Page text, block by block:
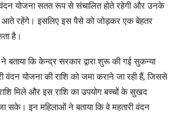
वंदन योजना सतत रूप से संचालित होते रहेगी और उनके
आते रहेंगे। इसलिए इस पैसे को जोड़कर एक बेहतर
है।
बताया कि केन्द्र सरकार द्वारा शुरू की गई सुकन्या
वंदन योजना की राशि को जमा कराने जा रही हैं, जिससे
मिले और इस राशि का उपयोग बच्चों के सुखद
सके। इन महिलाओं ने बताया कि वे महतारी वंदन